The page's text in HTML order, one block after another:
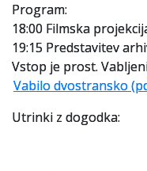
Program:
18:00 Filmska
19:15 Predstavitev
Vstop je prost.
Vabilo dvostransko
Utrinki z dogodka: